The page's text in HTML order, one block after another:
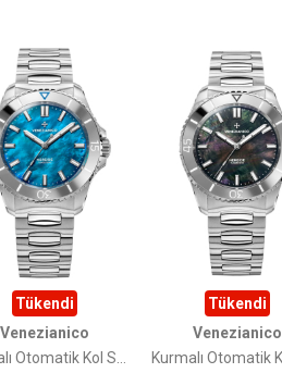
Tükendi
Venezianico
Tükendi
Venezianico